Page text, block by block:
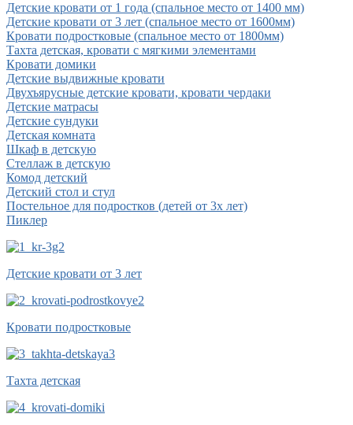
Детские кровати от 1 года (спальное место от 1400 мм)
Детские кровати от 3 лет (спальное место от 1600мм)
Кровати подростковые (спальное место от 1800мм)
Тахта детская, кровати с мягкими элементами
Кровати домики
Детские выдвижные кровати
Двухъярусные детские кровати, кровати чердаки
Детские матрасы
Детские сундуки
Детская комната
Шкаф в детскую
Стеллаж в детскую
Комод детский
Детский стол и стул
Постельное для подростков (детей от 3х лет)
Пиклер
Детские кровати от 3 лет
Кровати подростковые
Тахта детская